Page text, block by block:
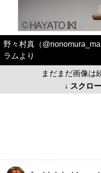
まだまだ画像は
↓ スクロ